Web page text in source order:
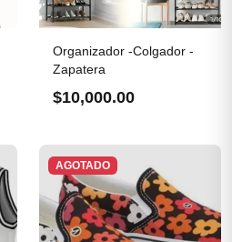
Organizador -Colgador -
Zapatera
$10,000.00
AGOTADO